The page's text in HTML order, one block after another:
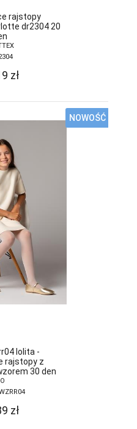
PERIL
rajstopy
dr2304 20
zł
NOWOŚĆ
lolita -
rajstopy z
30 den
zł